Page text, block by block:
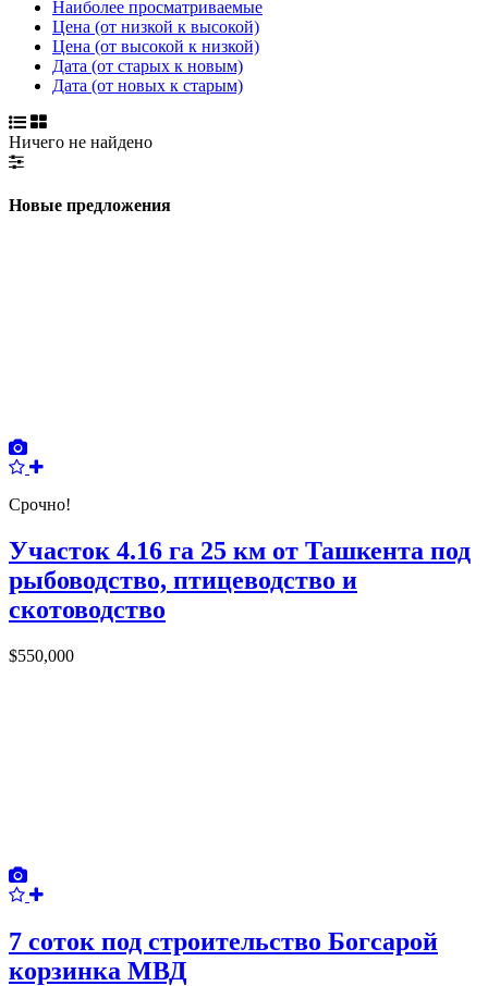
Наиболее просматриваемые
Цена (от низкой к высокой)
Цена (от высокой к низкой)
Дата (от старых к новым)
Дата (от новых к старым)
Ничего не найдено
Новые предложения
Срочно!
Участок 4.16 га 25 км от Ташкента под
рыбоводство, птицеводство и
скотоводство
$550,000
7 соток под строительство Богсарой
корзинка МВД